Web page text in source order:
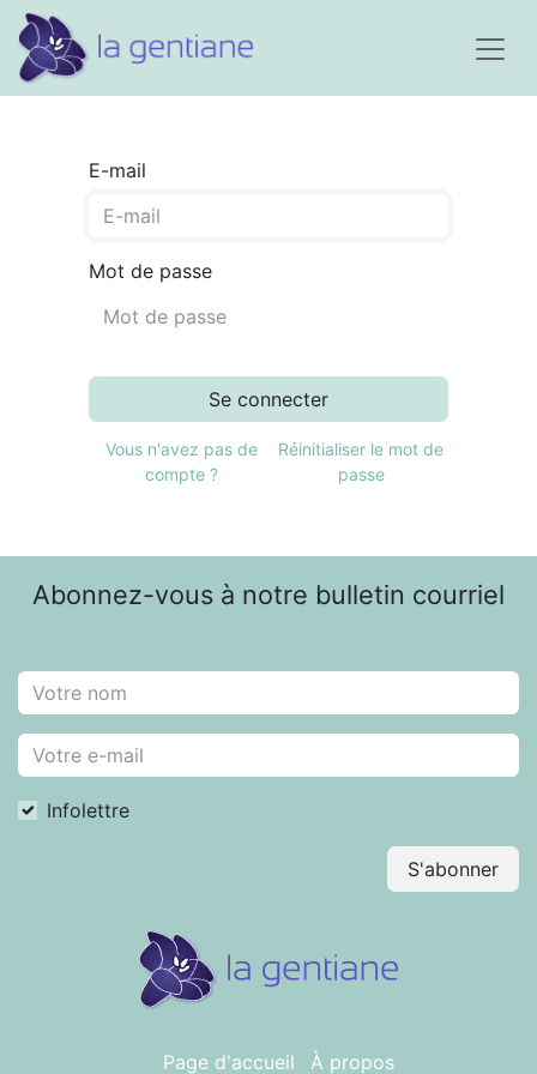
E-mail
Mot de passe
Se connecter
Vous n'avez pas de
compte ?
Réinitialiser le mot de
passe
Abonnez-vous à notre bulletin courriel
Infolettre
S'abonner
Page d'accueil À propos